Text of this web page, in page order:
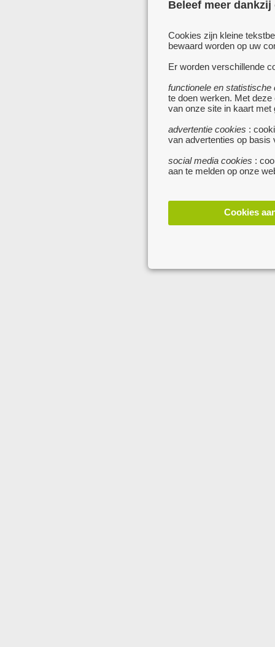
Beleef meer
Cookies zijn kleine
bewaard worden op uw
Er worden verschillende
functionele en statistische
te doen werken. Met
van onze site in kaart met
advertentie cookies :
van advertenties op basis
social media cookies :
aan te melden op onze
Cookies